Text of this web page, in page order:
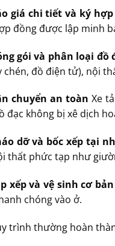
giá chi tiết và ký
đồng được lập minh
gói và phân loại đồ
chén, đồ điện tử), nội
chuyển an toàn Xe
đạc không bị xê dịch
dỡ và bốc xếp tại
thất phức tạp như
xếp và vệ sinh cơ bản
chóng vào ở.
trình thường hoàn